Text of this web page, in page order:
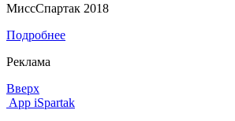
МиссСпартак 2018
Подробнее
Реклама
Вверх
App iSpartak